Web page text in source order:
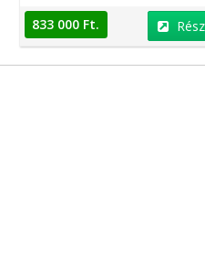
833 000 Ft.